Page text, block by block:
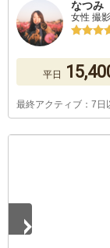
なつみ
女性 撮
平日
最終アクティブ：7日